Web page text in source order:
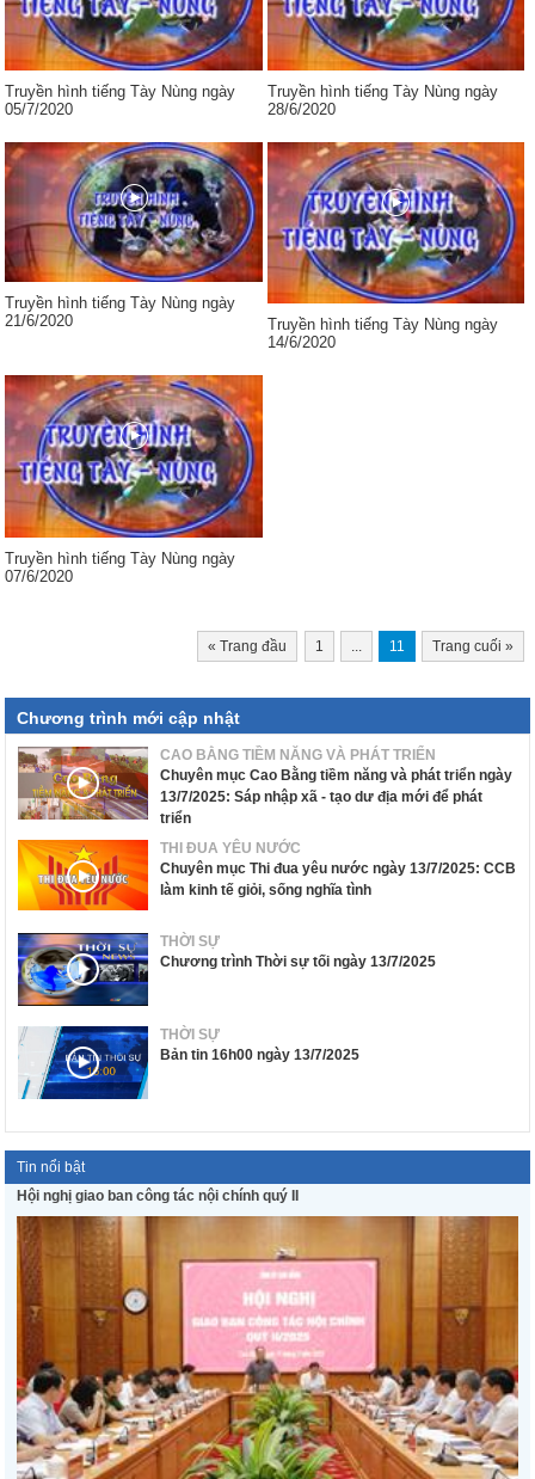
Truyền hình tiếng Tày Nùng ngày
05/7/2020
Truyền hình tiếng Tày Nùng ngày
28/6/2020
Truyền hình tiếng Tày Nùng ngày
21/6/2020
Truyền hình tiếng Tày Nùng ngày
14/6/2020
Truyền hình tiếng Tày Nùng ngày
07/6/2020
« Trang đầu 1 11 Trang cuối »
Chương trình mới cập nhật
CAO BẰNG TIỀM NĂNG VÀ PHÁT TRIỂN
Chuyên mục Cao Bằng tiềm năng và phát triển ngày
13/7/2025: Sáp nhập xã - tạo dư địa mới để phát
triển
THI ĐUA YÊU NƯỚC
Chuyên mục Thi đua yêu nước ngày 13/7/2025: CCB
làm kinh tế giỏi, sống nghĩa tình
THỜI SỰ
Chương trình Thời sự tối ngày 13/7/2025
THỜI SỰ
Bản tin 16h00 ngày 13/7/2025
Tin nổi bật
Hội nghị giao ban công tác nội chính quý II